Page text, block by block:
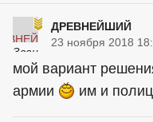
ДРЕВНЕЙШИЙ
23 ноября 2018
мой вариант
армии
им и